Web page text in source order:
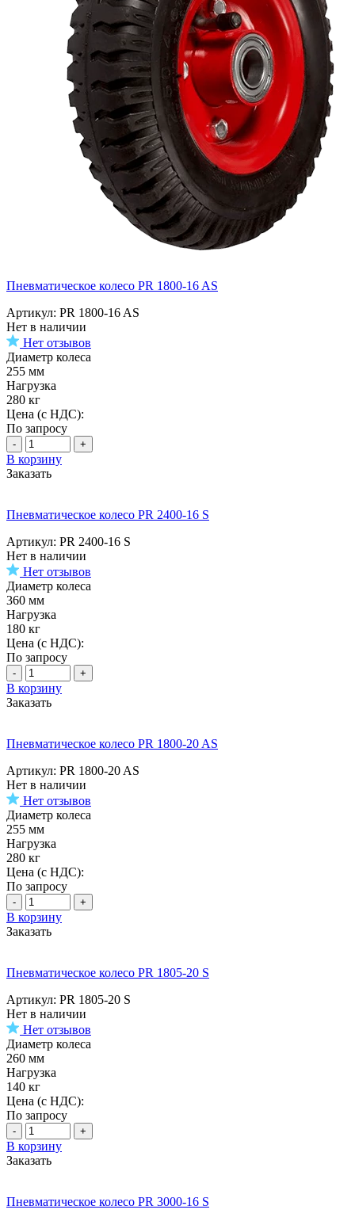
Пневматическое колесо PR 1800-16 AS
Артикул: PR 1800-16 AS
Нет в наличии
Нет отзывов
Диаметр колеса
255 мм
Нагрузка
280 кг
Цена (с НДС):
По запросу
- +
В корзину
Заказать
Пневматическое колесо PR 2400-16 S
Артикул: PR 2400-16 S
Нет в наличии
Нет отзывов
Диаметр колеса
360 мм
Нагрузка
180 кг
Цена (с НДС):
По запросу
- +
В корзину
Заказать
Пневматическое колесо PR 1800-20 AS
Артикул: PR 1800-20 AS
Нет в наличии
Нет отзывов
Диаметр колеса
255 мм
Нагрузка
280 кг
Цена (с НДС):
По запросу
- +
В корзину
Заказать
Пневматическое колесо PR 1805-20 S
Артикул: PR 1805-20 S
Нет в наличии
Нет отзывов
Диаметр колеса
260 мм
Нагрузка
140 кг
Цена (с НДС):
По запросу
- +
В корзину
Заказать
Пневматическое колесо PR 3000-16 S